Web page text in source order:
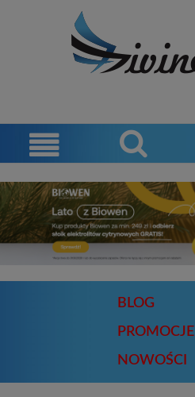
BLOG
PROMOCJE
NOWOŚCI